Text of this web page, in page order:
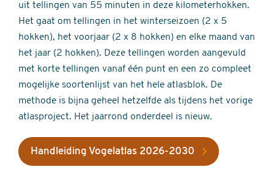
uit tellingen van 55 minuten in deze kilometerhokken.
Het gaat om tellingen in het winterseizoen (2 x 5
hokken), het voorjaar (2 x 8 hokken) en elke maand van
het jaar (2 hokken). Deze tellingen worden aangevuld
met korte tellingen vanaf één punt en een zo compleet
mogelijke soortenlijst van het hele atlasblok. De
methode is bijna geheel hetzelfde als tijdens het vorige
atlasproject. Het jaarrond onderdeel is nieuw.
Handleiding Vogelatlas 2026-2030